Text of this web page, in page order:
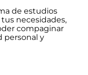
de estudios
necesidades,
compaginar
personal y